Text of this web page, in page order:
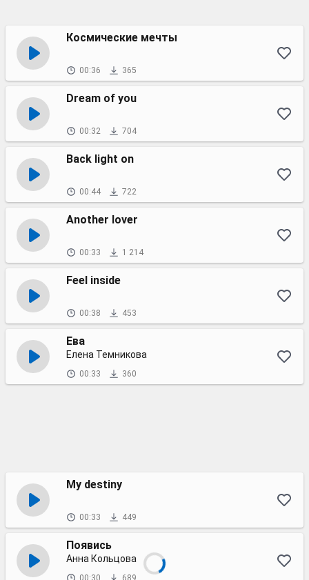
Космические мечты
00:36 365
Dream of you
00:32 704
Back light on
00:44 722
Another lover
00:33 1 214
Feel inside
00:38 453
Ева
Елена Темникова
00:33 360
My destiny
00:33 449
Появись
Анна Кольцова
00:30 689